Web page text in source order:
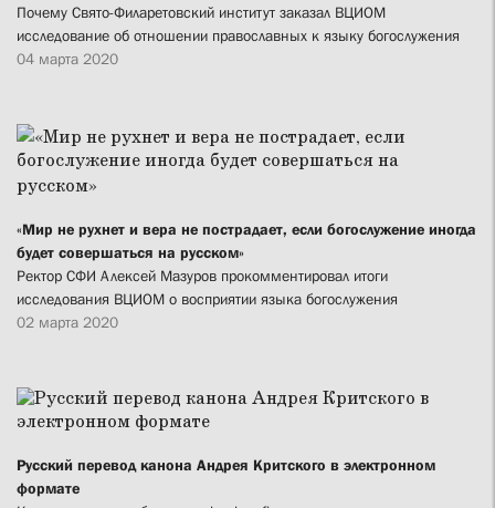
Почему Свято-Филаретовский институт заказал ВЦИОМ
исследование об отношении православных к языку богослужения
04 марта 2020
«Мир не рухнет и вера не пострадает, если богослужение иногда
будет совершаться на русском»
Ректор СФИ Алексей Мазуров прокомментировал итоги
исследования ВЦИОМ о восприятии языка богослужения
02 марта 2020
Русский перевод канона Андрея Критского в электронном
формате